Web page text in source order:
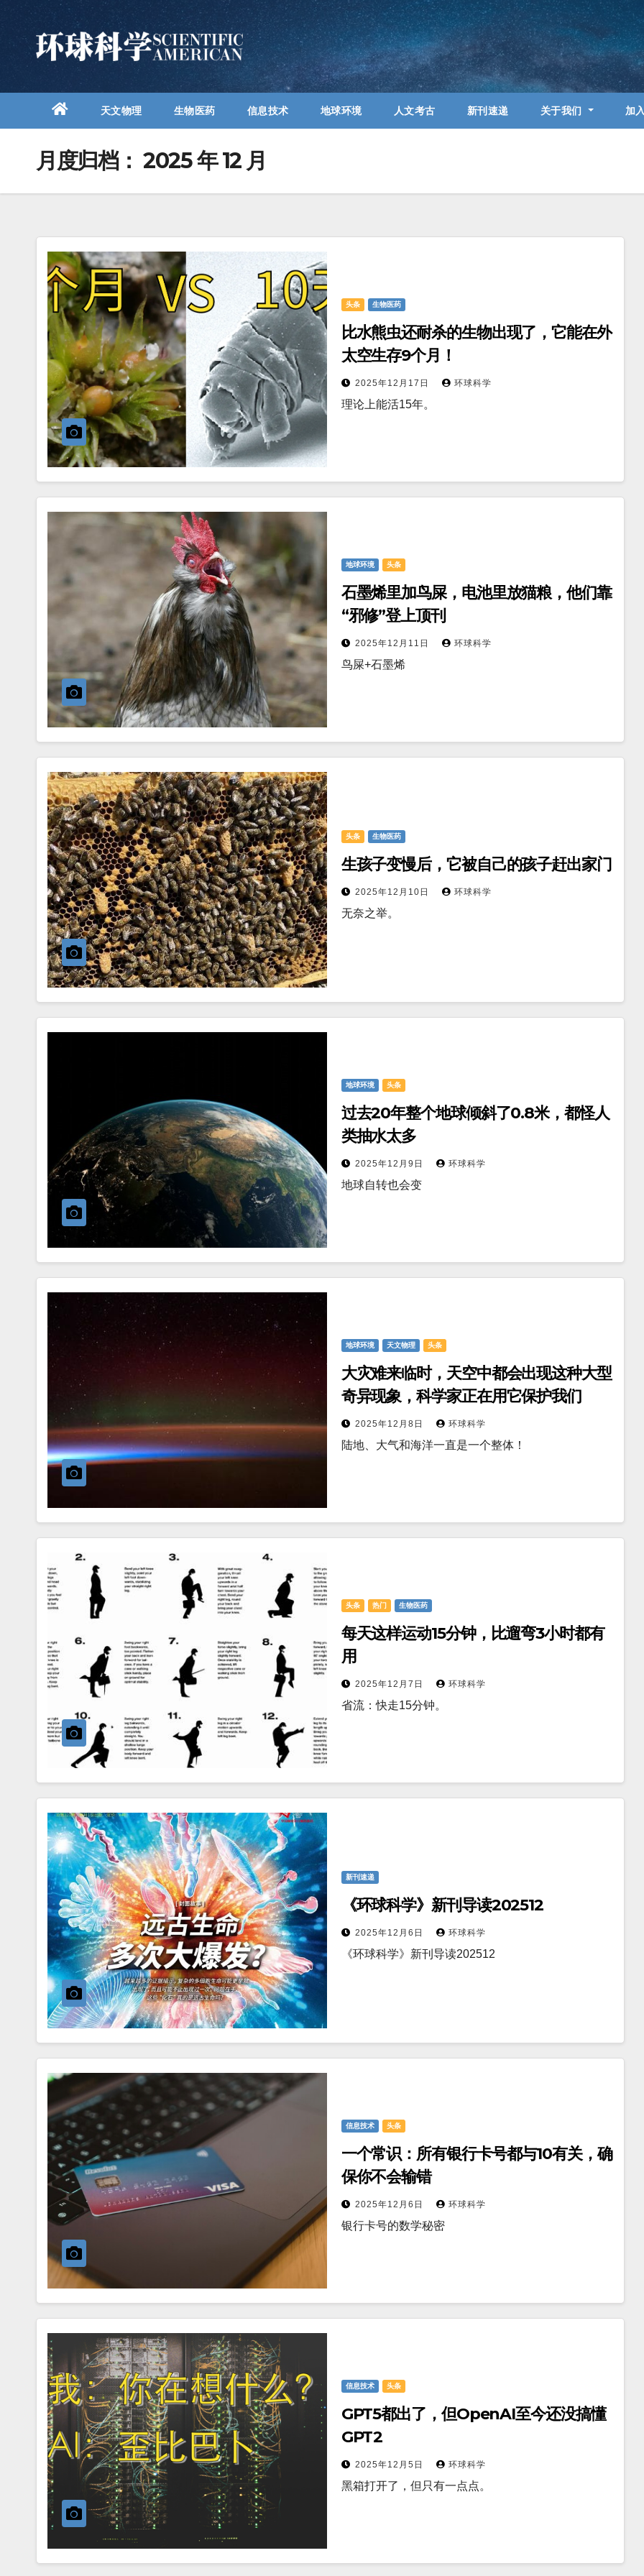
天文物理 生物医药 信息技术 地球环境 人文考古 新刊速递 关于我们 加
月度归档： 2025 年 12 月
头条 生物医药
比水熊虫还耐杀的生物出现了，它能在外
太空生存9个月！
2025年12月17日 环球科学
理论上能活15年。
地球环境 头条
石墨烯里加鸟屎，电池里放猫粮，他们靠
“邪修”登上顶刊
2025年12月11日 环球科学
鸟屎+石墨烯
头条 生物医药
生孩子变慢后，它被自己的孩子赶出家门
2025年12月10日 环球科学
无奈之举。
地球环境 头条
过去20年整个地球倾斜了0.8米，都怪人
类抽水太多
2025年12月9日 环球科学
地球自转也会变
地球环境 天文物理 头条
大灾难来临时，天空中都会出现这种大型
奇异现象，科学家正在用它保护我们
2025年12月8日 环球科学
陆地、大气和海洋一直是一个整体！
头条 热门 生物医药
每天这样运动15分钟，比遛弯3小时都有
用
2025年12月7日 环球科学
省流：快走15分钟。
新刊速递
《环球科学》新刊导读202512
2025年12月6日 环球科学
《环球科学》新刊导读202512
信息技术 头条
一个常识：所有银行卡号都与10有关，确
保你不会输错
2025年12月6日 环球科学
银行卡号的数学秘密
信息技术 头条
GPT5都出了，但OpenAI至今还没搞懂
GPT2
2025年12月5日 环球科学
黑箱打开了，但只有一点点。